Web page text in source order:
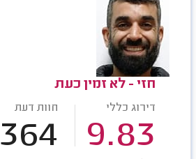
חזי - לא זמין כעת
דירוג כללי
9.83
חוות דעת
364